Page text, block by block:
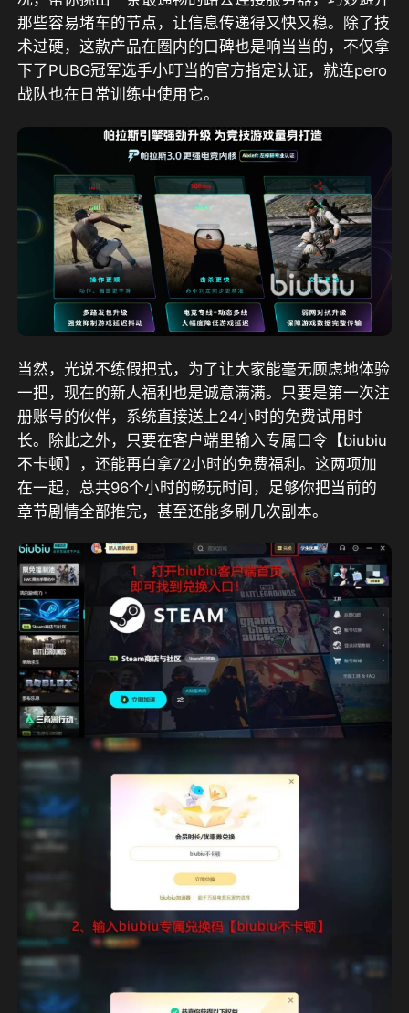
那些容易堵车的节点，让信息传递得又快又稳。除了技
术过硬，这款产品在圈内的口碑也是响当当的， 不仅拿
下了PUBG冠军选手小叮当的官方指定认证，就连pero
战队也在日常训练中使用它。
当然，光说不练假把式，为了让大家能毫无顾虑地体验
一把，现在的新人福利也是诚意满满。只要是第一次注
册账号的伙伴，系统直接送上24小时的免费试用时
长。除此之外，只要在客户端里输入专属口令【biubiu
不卡顿】，还能再白拿72小时的免费福利。这两项加
在一起，总共96个小时的畅玩时间 ，足够你把当前的
章节剧情全部推完，甚至还能多刷几次副本。